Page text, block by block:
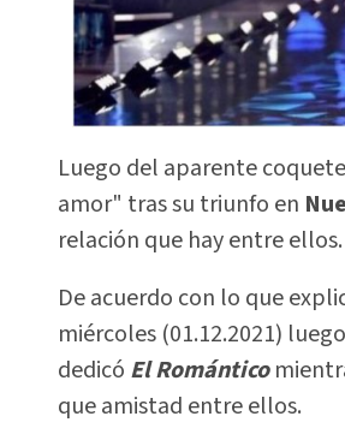
Luego del aparente
amor" tras su triunfo en
relación que hay entre ellos.
De acuerdo con lo que
miércoles (01.12.2021)
dedicó El Romántico
que amistad entre ellos.